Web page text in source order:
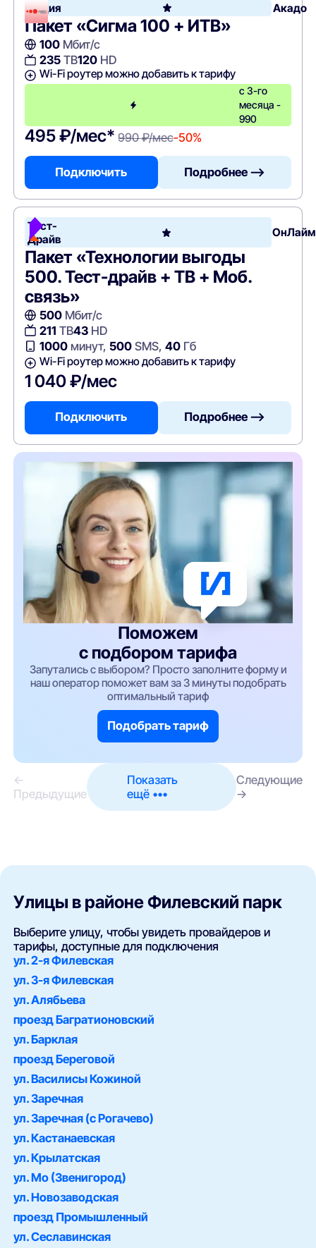
Акция Акадо
Пакет «Сигма 100 + ИТВ»
100Мбит/с
235ТВ120HD
Wi-Fi роутер можно добавить к тарифу
с 3-го
месяца -
990
495 ₽/мес* 990 ₽/мес-50%
Подключить Подробнее —>
Тест-
Драйв
ОнЛайм
Пакет «Технологии выгоды
500. Тест-драйв + ТВ + Моб.
связь»
500Мбит/с
211 ТВ43HD
1000минут, 500SMS, 40Гб
Wi-Fi роутер можно добавить к тарифу
1 040 ₽/мес
Подключить Подробнее —>
Поможем
с подбором тарифа
Запутались с выбором? Просто заполните форму и
наш оператор поможет вам за 3 минуты подобрать
оптимальный тариф
Подобрать тариф
←
Предыдущие
Показать
ещё •••
Следующие
→
Улицы в районе Филевский парк
Выберите улицу, чтобы увидеть провайдеров и
тарифы, доступные для подключения
ул. 2-я Филевская
ул. 3-я Филевская
ул. Алябьева
проезд Багратионовский
ул. Барклая
проезд Береговой
ул. Василисы Кожиной
ул. Заречная
ул. Заречная (с Рогачево)
ул. Кастанаевская
ул. Крылатская
ул. Мо (Звенигород)
ул. Новозаводская
проезд Промышленный
ул. Сеславинская